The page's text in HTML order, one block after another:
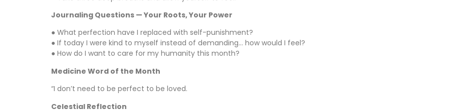
Journaling Questions — Your Roots, Your Power
● What perfection have I replaced with self-punishment?
● If today I were kind to myself instead of demanding… how would I feel?
● How do I want to care for my humanity this month?
Medicine Word of the Month
“I don’t need to be perfect to be loved.
Celestial Reflection